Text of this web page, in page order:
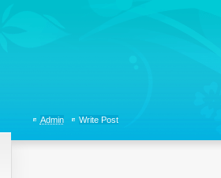
Admin Write Post